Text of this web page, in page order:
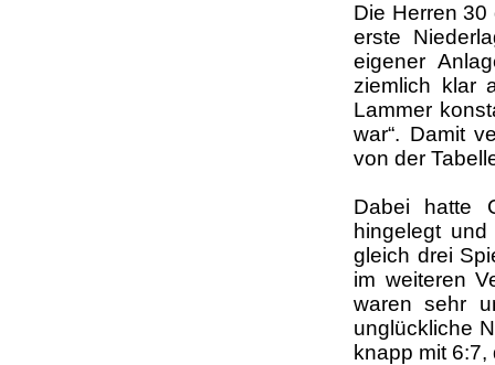
Die Herren
erste
eigener
ziemlich klar
Lammer
war“. Damit
von der
Dabei hatte
hingelegt
gleich drei
im weiteren
waren sehr
unglückliche
knapp mit